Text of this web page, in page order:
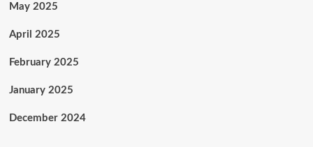
May 2025
April 2025
February 2025
January 2025
December 2024